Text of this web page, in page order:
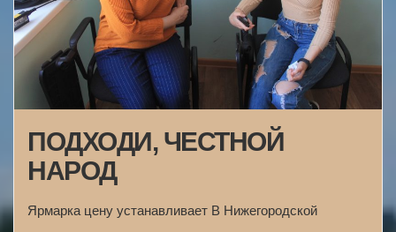
ПОДХОДИ, ЧЕСТНОЙ
НАРОД
Ярмарка цену устанавливает В Нижегородской